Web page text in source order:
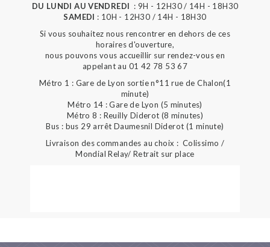
DU LUNDI AU VENDREDI : 9H - 12H30 / 14H - 18H30
SAMEDI : 10H - 12H30 / 14H - 18H30
Si vous souhaitez nous rencontrer en dehors de ces
horaires d'ouverture,
nous pouvons vous accueillir sur rendez-vous en
appelant au 01 42 78 53 67
Métro 1 : Gare de Lyon sortie n°11 rue de Chalon(1
minute)
Métro 14 : Gare de Lyon (5 minutes)
Métro 8 : Reuilly Diderot (8 minutes)
Bus : bus 29 arrêt Daumesnil Diderot (1 minute)
Livraison des commandes au choix : Colissimo /
Mondial Relay/ Retrait sur place